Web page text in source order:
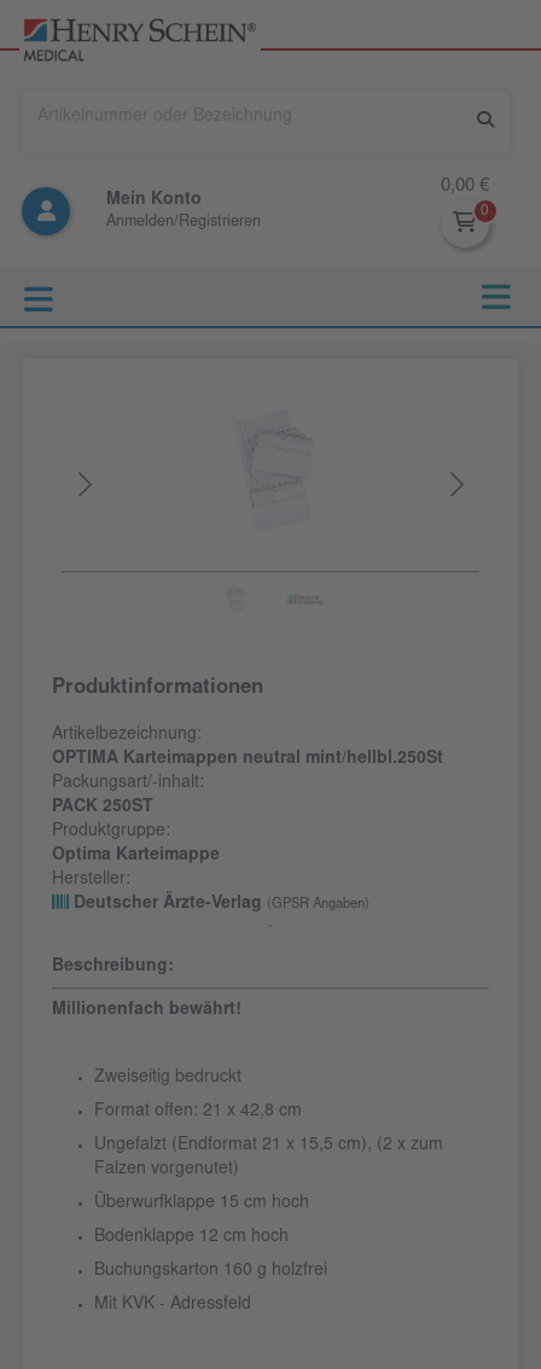
Mein Konto
Anmelden/Registrieren
0,00 €
Produktinformationen
Artikelbezeichnung:
OPTIMA Karteimappen neutral mint/hellbl.250St
Packungsart/-inhalt:
PACK 250ST
Produktgruppe:
Optima Karteimappe
Hersteller:
Deutscher Ärzte-Verlag
(GPSR Angaben)
Beschreibung:
Millionenfach bewährt!
Zweiseitig bedruckt
Format offen: 21 x 42,8 cm
Ungefalzt (Endformat 21 x 15,5 cm), (2 x zum
Falzen vorgenutet)
Überwurfklappe 15 cm hoch
Bodenklappe 12 cm hoch
Buchungskarton 160 g holzfrei
Mit KVK - Adressfeld